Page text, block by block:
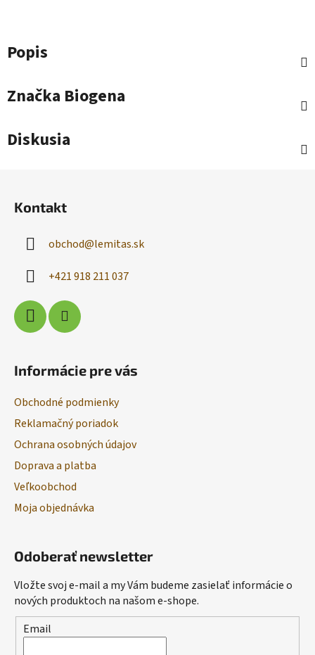
Popis
Značka Biogena
Diskusia
Kontakt
obchod@lemitas.sk
+421 918 211 037
Informácie pre vás
Obchodné podmienky
Reklamačný poriadok
Ochrana osobných údajov
Doprava a platba
Veľkoobchod
Moja objednávka
Odoberať newsletter
Vložte svoj e-mail a my Vám budeme zasielať informácie o
nových produktoch na našom e-shope.
Email